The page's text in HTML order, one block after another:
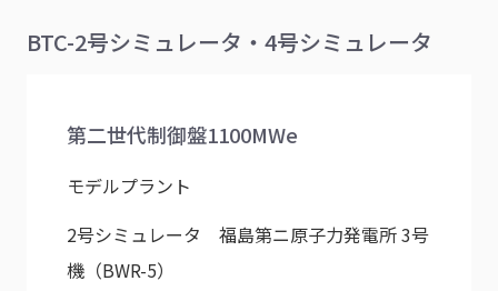
BTC-2号シミュレータ・4号シミュレータ
第二世代制御盤1100MWe
モデルプラント
2号シミュレータ 福島第ニ原子力発電所 3号
機（BWR-5）